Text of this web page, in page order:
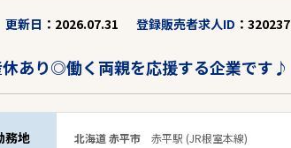
更新日 2026.07.31 登録販売者求人ID 320237
休あり◎働く両親を応援する企業です♪
務地 北海道 赤平市 赤平駅 (JR根室本線)